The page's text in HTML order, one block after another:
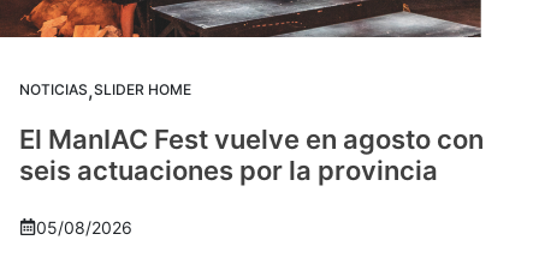
NOTICIAS,SLIDER HOME
El ManIAC Fest vuelve en agosto con
seis actuaciones por la provincia
05/08/2026